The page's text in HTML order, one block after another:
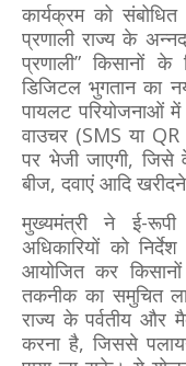
कार्यक्रम को
प्रणाली राज्य के
प्रणाली” किसानों के
डिजिटल भुगतान का
पायलट परियोजनाओं में
वाउचर (SMS या
पर भेजी जाएगी,
बीज, दवाएं आदि
मुख्यमंत्री ने ई-
अधिकारियों को
आयोजित कर
तकनीक का समुचित
राज्य के पर्वतीय और
करना है, जिससे